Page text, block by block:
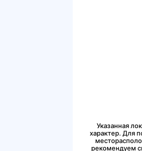
Указанная
характер. Для
рекомендуем